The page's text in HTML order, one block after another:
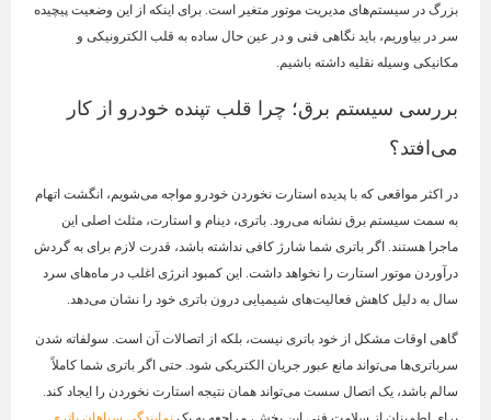
بزرگ در سیستم‌های مدیریت موتور متغیر است. برای اینکه از این وضعیت پیچیده
سر در بیاوریم، باید نگاهی فنی و در عین حال ساده به قلب الکترونیکی و
مکانیکی وسیله نقلیه داشته باشیم.
بررسی سیستم برق؛ چرا قلب تپنده خودرو از کار
می‌افتد؟
در اکثر مواقعی که با پدیده استارت نخوردن خودرو مواجه می‌شویم، انگشت اتهام
به سمت سیستم برق نشانه می‌رود. باتری، دینام و استارت، مثلث اصلی این
ماجرا هستند. اگر باتری شما شارژ کافی نداشته باشد، قدرت لازم برای به گردش
درآوردن موتور استارت را نخواهد داشت. این کمبود انرژی اغلب در ماه‌های سرد
سال به دلیل کاهش فعالیت‌های شیمیایی درون باتری خود را نشان می‌دهد.
گاهی اوقات مشکل از خود باتری نیست، بلکه از اتصالات آن است. سولفاته شدن
سرباتری‌ها می‌تواند مانع عبور جریان الکتریکی شود. حتی اگر باتری شما کاملاً
سالم باشد، یک اتصال سست می‌تواند همان نتیجه استارت نخوردن را ایجاد کند.